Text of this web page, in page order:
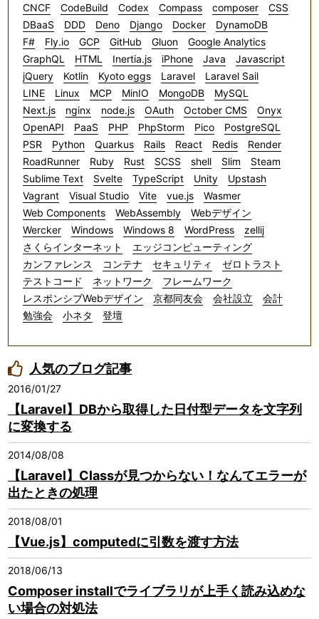
CNCF
CodeBuild Codex Compass composer
CSS
DBaaS
DDD Deno Django Docker
DynamoDB
F#
Fly.io GCP GitHub Gluon
Google Analytics
GraphQL
HTML Inertia.js iPhone Java
Javascript
jQuery
Kotlin Kyoto eggs Laravel
Laravel Sail
LINE
Linux MCP MinIO MongoDB
MySQL
Next.js
nginx node.js OAuth October CMS
Onyx
OpenAPI
PaaS PHP PhpStorm Pico
PostgreSQL
PSR
Python Quarkus Rails React Redis
Render
RoadRunner
Ruby Rust SCSS shell Slim
Steam
Sublime Text
Svelte TypeScript Unity
Upstash
Vagrant
Visual Studio Vite vue.js
Wasmer
Web Components
WebAssembly
Webデザイン
Wercker
Windows Windows 8 WordPress
zellij
さくらインターネット
エッジコンピューティング
カンファレンス
コンテナ セキュリティ
ゼロトラスト
テストコード
ネットワーク
フレームワーク
レスポンシブWebデザイン
京都同友会 会社設立
会計
勉強会
小ネタ 登壇
人気のブログ記事
2016/01/27
【Laravel】DBから取得した日付型データを文字列
に変換する
2014/08/08
【Laravel】Classが見つからない！なんてエラーが
出たときの処理
2018/08/01
【Vue.js】computedに引数を渡す方法
2018/06/13
Composer installでライブラリが上手く読み込めな
い場合の対処法